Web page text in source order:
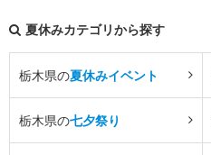
夏休みカテゴリから探す
栃木県の夏休みイベント
栃木県の七夕祭り